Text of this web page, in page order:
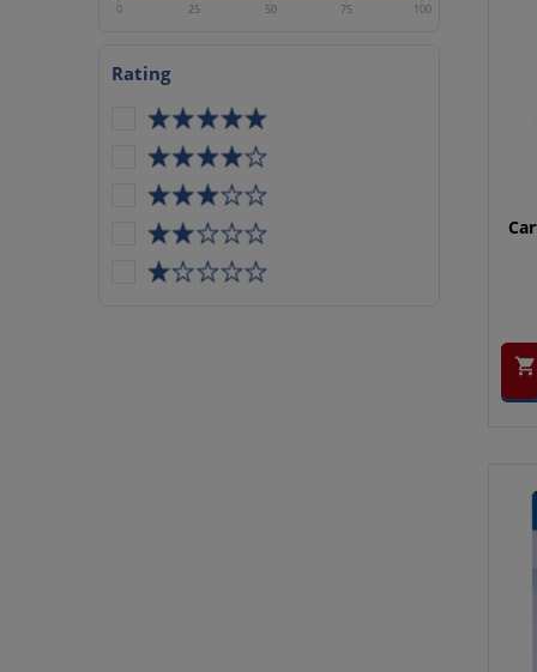
0 25 50 75 100
Rating
